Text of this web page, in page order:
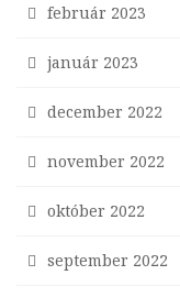
február 2023
január 2023
december 2022
november 2022
október 2022
september 2022